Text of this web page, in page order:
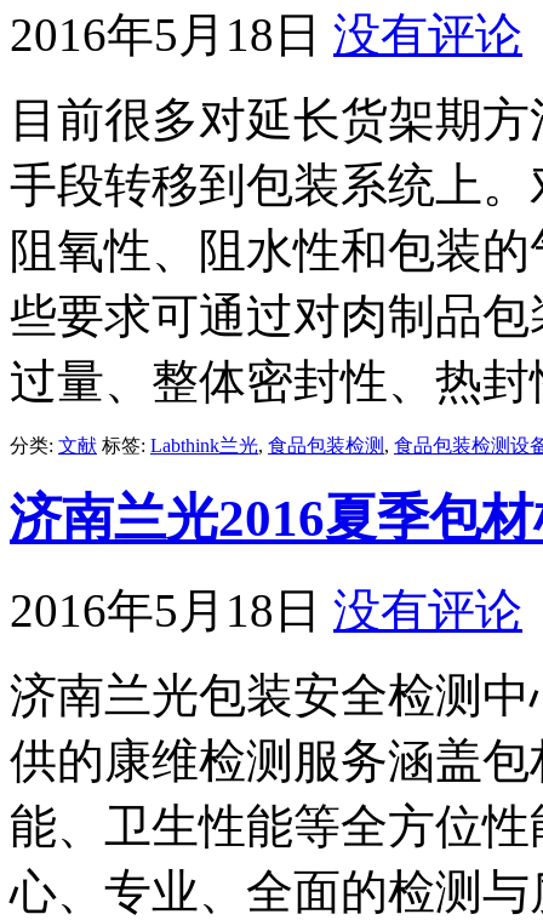
2016年5月18日 没有评论
目前很多对延长货架期
手段转移到包装系统上
阻氧性、阻水性和包装
些要求可通过对肉制品
过量、整体密封性、热
分类: 文献 标签: Labthink兰光, 食品包装检测 , 食品包装检测设
济南兰光2016夏季包
2016年5月18日 没有评论
济南兰光包装安全检测
供的康维检测服务涵盖
能、卫生性能等全方位
心、专业、全面的检测